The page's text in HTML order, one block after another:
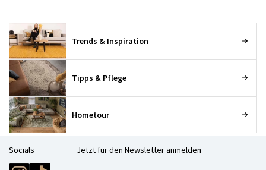
Trends & Inspiration
Tipps & Pflege
Hometour
Socials Jetzt für den Newsletter anmelden